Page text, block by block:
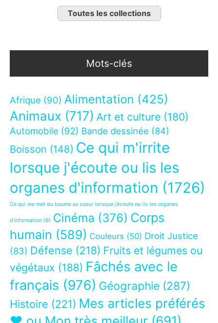
Toutes les collections
Mots-clés
Afrique (90) Alimentation (425)
Animaux (717) Art et culture (180)
Automobile (92) Bande dessinée (84)
Boisson (148) Ce qui m'irrite
lorsque j'écoute ou lis les
organes d'information (1726)
Ce qui me met du baume au coeur lorsque j’écoute ou lis les organes
d’information (9) Cinéma (376) Corps
humain (589) Couleurs (50) Droit Justice
(83) Défense (218) Fruits et légumes ou
végétaux (188) Fâchés avec le
français (976) Géographie (287)
Histoire (221) Mes articles préférés